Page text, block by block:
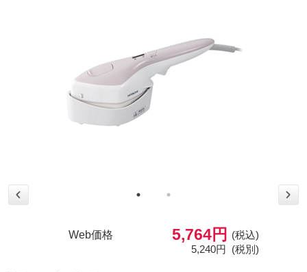
Web価格 5,764円
(税込)
5,240円 (税別)